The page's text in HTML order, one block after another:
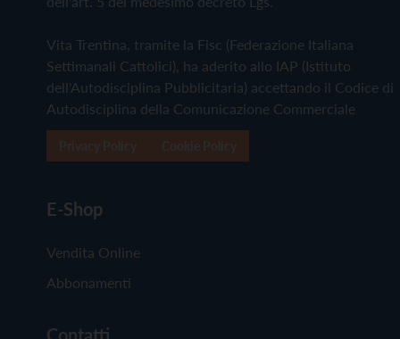
Vita Trentina, tramite la Fisc (Federazione Italiana
Settimanali Cattolici), ha aderito allo IAP (Istituto
dell'Autodisciplina Pubblicitaria) accettando il Codice di
Autodisciplina della Comunicazione Commerciale
E-Shop
Vendita Online
Abbonamenti
Contatti